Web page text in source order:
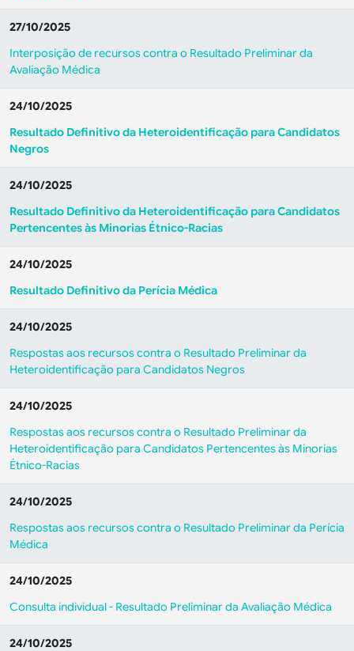
27/10/2025
Interposição de recursos contra o Resultado Preliminar da
Avaliação Médica
24/10/2025
Resultado Definitivo da Heteroidentificação para Candidatos
Negros
24/10/2025
Resultado Definitivo da Heteroidentificação para Candidatos
Pertencentes às Minorias Étnico-Racias
24/10/2025
Resultado Definitivo da Perícia Médica
24/10/2025
Respostas aos recursos contra o Resultado Preliminar da
Heteroidentificação para Candidatos Negros
24/10/2025
Respostas aos recursos contra o Resultado Preliminar da
Heteroidentificação para Candidatos Pertencentes às Minorias
Étnico-Racias
24/10/2025
Respostas aos recursos contra o Resultado Preliminar da Perícia
Médica
24/10/2025
Consulta individual - Resultado Preliminar da Avaliação Médica
24/10/2025